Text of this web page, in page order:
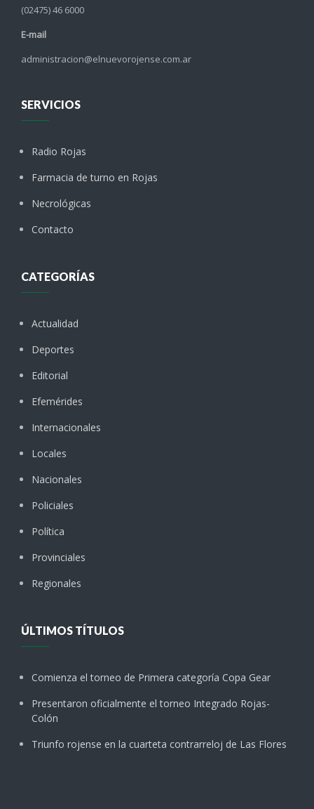
(02475) 46 6000
E-mail
administracion@elnuevorojense.com.ar
SERVICIOS
Radio Rojas
Farmacia de turno en Rojas
Necrológicas
Contacto
CATEGORÍAS
Actualidad
Deportes
Editorial
Efemérides
Internacionales
Locales
Nacionales
Policiales
Política
Provinciales
Regionales
ÚLTIMOS TÍTULOS
Comienza el torneo de Primera categoría Copa Gear
Presentaron oficialmente el torneo Integrado Rojas-
Colón
Triunfo rojense en la cuarteta contrarreloj de Las Flores